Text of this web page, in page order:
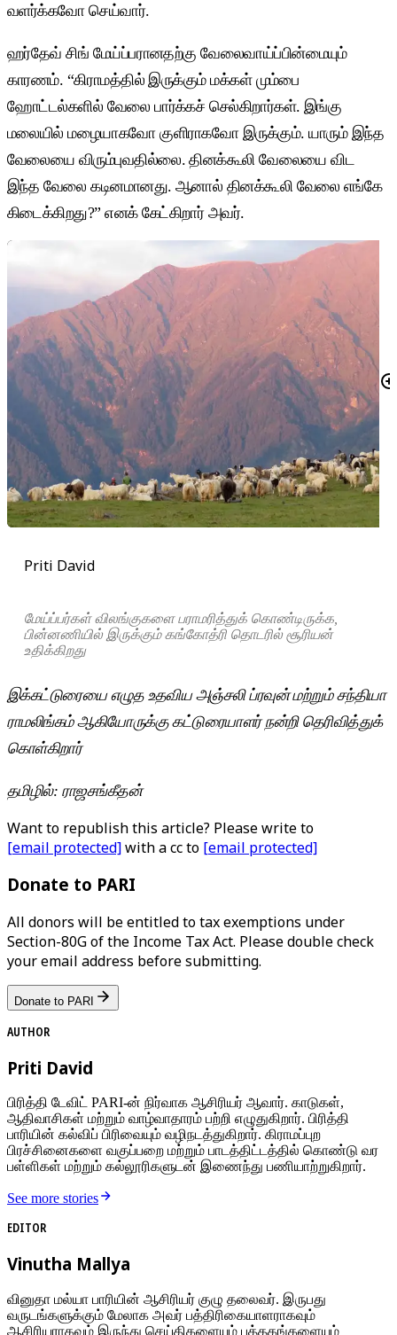
வளர்க்கவோ செய்வார்.
ஹர்தேவ் சிங் மேய்ப்பரானதற்கு வேலைவாய்ப்பின்மையும்
காரணம். “கிராமத்தில் இருக்கும் மக்கள் மும்பை
ஹோட்டல்களில் வேலை பார்க்கச் செல்கிறார்கள். இங்கு
மலையில் மழையாகவோ குளிராகவோ இருக்கும். யாரும் இந்த
வேலையை விரும்புவதில்லை. தினக்கூலி வேலையை விட
இந்த வேலை கடினமானது. ஆனால் தினக்கூலி வேலை எங்கே
கிடைக்கிறது?” எனக் கேட்கிறார் அவர்.
Priti David
மேய்ப்பர்கள் விலங்குகளை பராமரித்துக் கொண்டிருக்க,
பின்னணியில் இருக்கும் கங்கோத்ரி தொடரில் சூரியன்
உதிக்கிறது
இக்கட்டுரையை எழுத உதவிய அஞ்சலி ப்ரவுன் மற்றும் சந்தியா
ராமலிங்கம் ஆகியோருக்கு கட்டுரையாளர் நன்றி தெரிவித்துக்
கொள்கிறார்
தமிழில்: ராஜசங்கீதன்
Want to republish this article? Please write to
[email protected]with a cc to [email protected]
Donate to PARI
All donors will be entitled to tax exemptions under
Section-80G of the Income Tax Act. Please double check
your email address before submitting.
Donate to PARI
AUTHOR
Priti David
பிரித்தி டேவிட் PARI-ன் நிர்வாக ஆசிரியர் ஆவார். காடுகள்,
ஆதிவாசிகள் மற்றும் வாழ்வாதாரம் பற்றி எழுதுகிறார். பிரித்தி
பாரியின் கல்விப் பிரிவையும் வழிநடத்துகிறார். கிராமப்புற
பிரச்சினைகளை வகுப்பறை மற்றும் பாடத்திட்டத்தில் கொண்டு வர
பள்ளிகள் மற்றும் கல்லூரிகளுடன் இணைந்து பணியாற்றுகிறார்.
See more stories
EDITOR
Vinutha Mallya
வினுதா மல்யா பாரியின் ஆசிரியர் குழு தலைவர். இருபது
வருடங்களுக்கும் மேலாக அவர் பத்திரிகையாளராகவும்
ஆசிரியராகவும் இருந்து செய்திகளையும் புத்தகங்களையும்